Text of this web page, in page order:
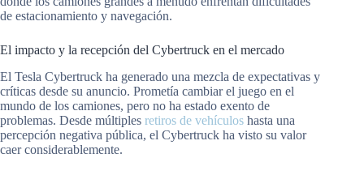
de estacionamiento y navegación.
El impacto y la recepción del Cybertruck en el mercado
El Tesla Cybertruck ha generado una mezcla de expectativas y
críticas desde su anuncio. Prometía cambiar el juego en el
mundo de los camiones, pero no ha estado exento de
problemas. Desde múltiples retiros de vehículos hasta una
percepción negativa pública, el Cybertruck ha visto su valor
caer considerablemente.